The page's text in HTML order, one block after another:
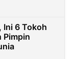
Ini 6 Tokoh
Pimpin